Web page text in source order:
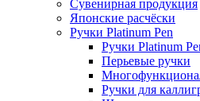
Сувенирная продукция
Японские расчёски
Ручки Platinum Pen
Ручки Platinum
Перьевые ручки
Ручки для